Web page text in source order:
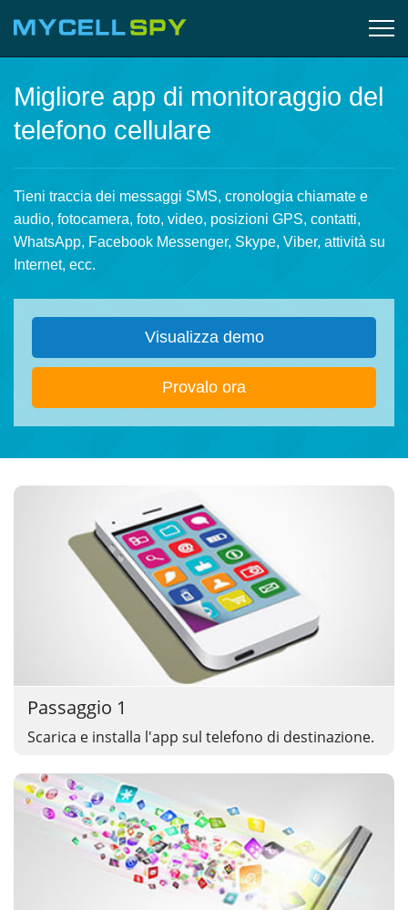
Migliore app di monitoraggio del
telefono cellulare
Tieni traccia dei messaggi SMS, cronologia chiamate e
audio, fotocamera, foto, video, posizioni GPS, contatti,
WhatsApp, Facebook Messenger, Skype, Viber, attività su
Internet, ecc.
Visualizza demo
Provalo ora
Passaggio 1
Scarica e installa l'app sul telefono di destinazione.